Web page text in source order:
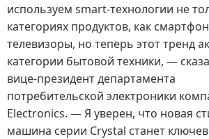
используем smart-технологии не
категориях продуктов, как
телевизоры, но теперь этот тренд
категории бытовой техники, —
вице-президент департамента
потребительской электроники
Electronics. — Я уверен, что новая
машина серии Crystal станет